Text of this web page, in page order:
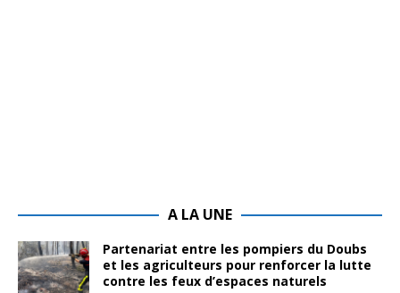
A LA UNE
Partenariat entre les pompiers du Doubs
et les agriculteurs pour renforcer la lutte
contre les feux d’espaces naturels